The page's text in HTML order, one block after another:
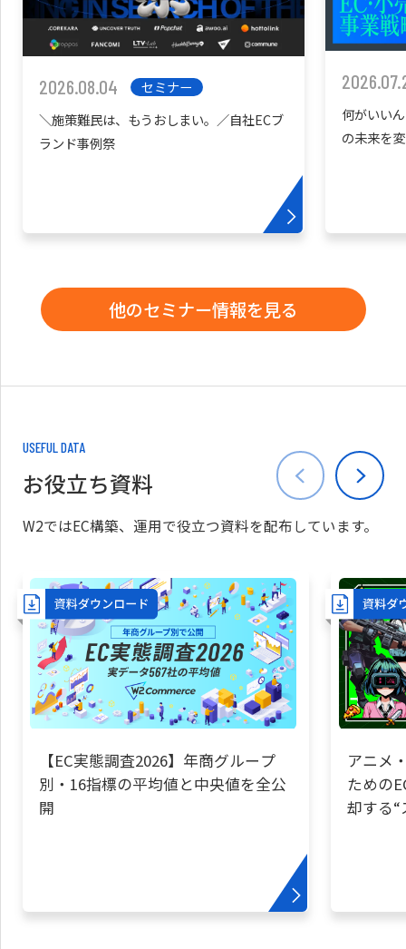
2026.08.04
セミナー
＼施策難民は、もうおしまい。／自社ECブ
ランド事例祭
何がいい
の未来を
他のセミナー情報を見る
USEFUL DATA
お役立ち資料
W2ではEC構築、運用で役立つ資料を配布しています。
【EC実態調査2026】年商グループ
別・16指標の平均値と中央値を全公
開
アニメ
ための
却する